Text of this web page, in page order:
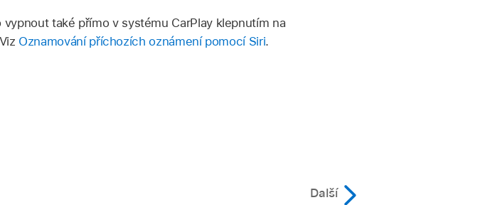
také přímo v systému CarPlay klepnutím na
Oznamování příchozích oznámení pomocí Siri.
Další